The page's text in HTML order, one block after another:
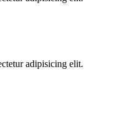
adipisicing elit.